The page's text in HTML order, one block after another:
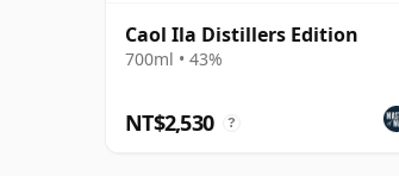
Caol Ila Distillers Edition
700ml • 43%
NT$2,530 ?